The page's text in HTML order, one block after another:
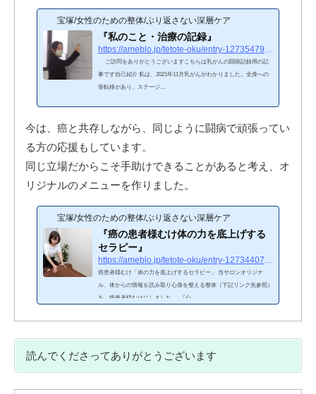
宝塚/女性のための整体/ぶり返さない深層ケア
『私のこと・治療の記録』
https://ameblo.jp/tetote-oku/entry-12735479504.html
ご訪問をありがとうございますこちらは乳がんの闘病記録用の記
事です自己紹介 私は、2021年11月乳がんがわかりました。全身への
骨転移があり、ステージ…
今は、癌と共存しながら、同じように闘病で頑張ってい
る方の応援もしています。
同じ立場だからこそ手助けできることがあると考え、オ
リジナルのメニューを作りました。
宝塚/女性のための整体/ぶり返さない深層ケア
『癌の患者様むけ体の力を底上げする
セラピー』
https://ameblo.jp/tetote-oku/entry-12734407539.html
癌患者様むけ「体の力を底上げするセラピー」 当サロンオリジナ
ル、体からの情報を読み取り心身を整える整体（下記リンク先参照）
を、癌患者様むけにしました。 『心…
読んでくださってありがとうございます